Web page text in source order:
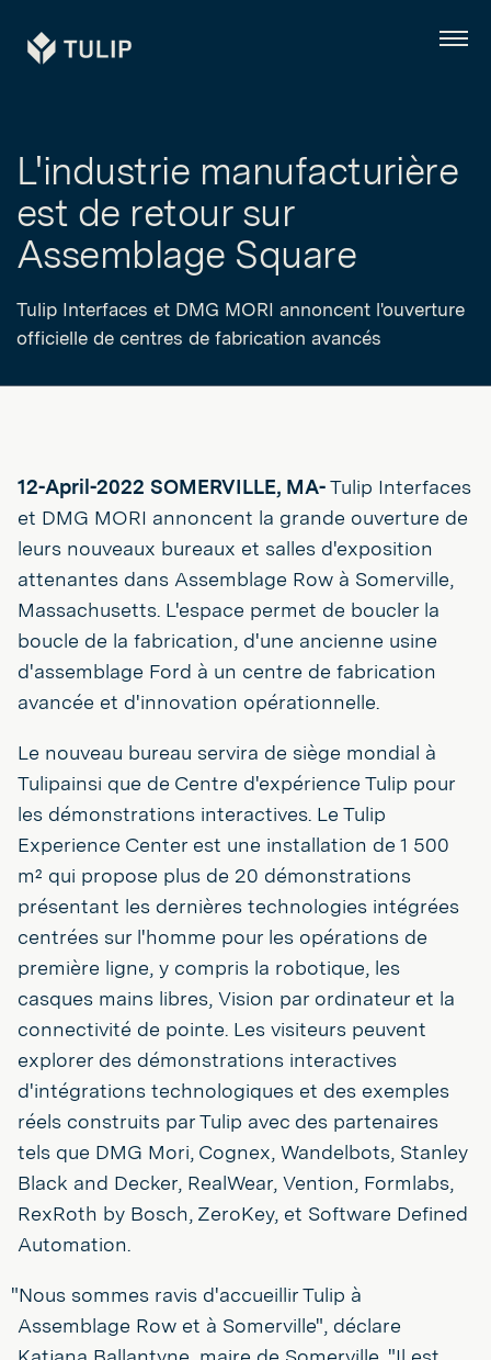
Tulip Menu
L'industrie manufacturière
est de retour sur
Assemblage Square
Tulip Interfaces et DMG MORI annoncent l'ouverture
officielle de centres de fabrication avancés
12-April-2022 SOMERVILLE, MA-Tulip Interfaces
et DMG MORI annoncent la grande ouverture de
leurs nouveaux bureaux et salles d'exposition
attenantes dans Assemblage Row à Somerville,
Massachusetts. L'espace permet de boucler la
boucle de la fabrication, d'une ancienne usine
d'assemblage Ford à un centre de fabrication
avancée et d'innovation opérationnelle.
Le nouveau bureau servira de siège mondial à
Tulipainsi que de Centre d'expérience Tulip pour
les démonstrations interactives. Le Tulip
Experience Center est une installation de 1 500
m² qui propose plus de 20 démonstrations
présentant les dernières technologies intégrées
centrées sur l'homme pour les opérations de
première ligne, y compris la robotique, les
casques mains libres, Vision par ordinateur et la
connectivité de pointe. Les visiteurs peuvent
explorer des démonstrations interactives
d'intégrations technologiques et des exemples
réels construits par Tulip avec des partenaires
tels que DMG Mori, Cognex, Wandelbots, Stanley
Black and Decker, RealWear, Vention, Formlabs,
RexRoth by Bosch, ZeroKey, et Software Defined
Automation.
"Nous sommes ravis d'accueillir Tulip à
Assemblage Row et à Somerville", déclare